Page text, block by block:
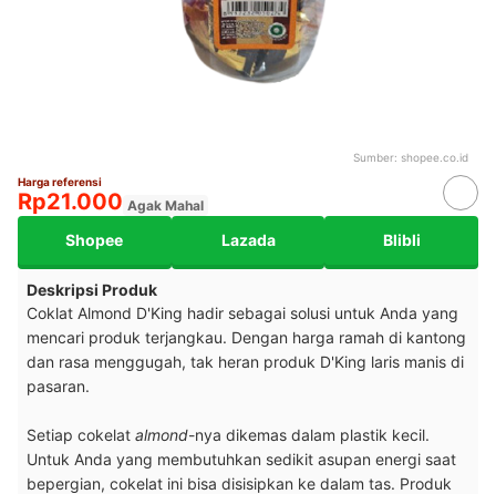
Sumber: shopee.co.id
Harga referensi
Rp21.000 Agak Mahal
Shopee Lazada Blibli
Deskripsi Produk
Coklat Almond D'King hadir sebagai solusi untuk Anda yang
mencari produk terjangkau. Dengan harga ramah di kantong
dan rasa menggugah, tak heran produk D'King laris manis di
pasaran.
Setiap cokelat almond-nya dikemas dalam plastik kecil.
Untuk Anda yang membutuhkan sedikit asupan energi saat
bepergian, cokelat ini bisa disisipkan ke dalam tas. Produk